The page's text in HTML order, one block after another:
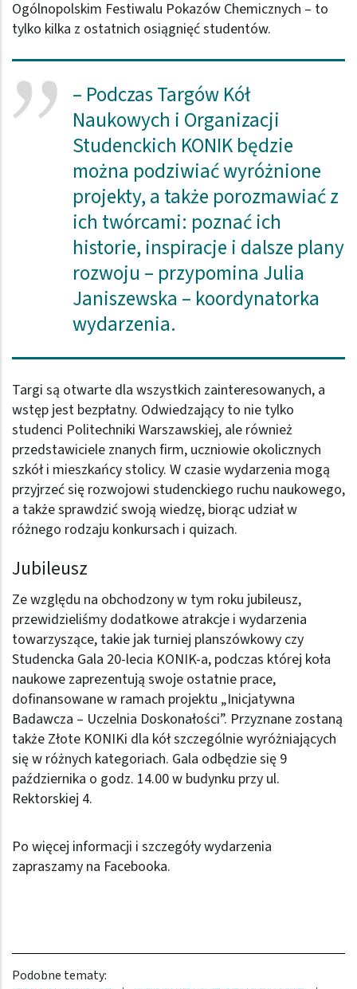
Ogólnopolskim Festiwalu Pokazów Chemicznych – to
tylko kilka z ostatnich osiągnięć studentów.
– Podczas Targów Kół
Naukowych i Organizacji
Studenckich KONIK będzie
można podziwiać wyróżnione
projekty, a także porozmawiać z
ich twórcami: poznać ich
historie, inspiracje i dalsze plany
rozwoju – przypomina Julia
Janiszewska – koordynatorka
wydarzenia.
Targi są otwarte dla wszystkich zainteresowanych, a
wstęp jest bezpłatny. Odwiedzający to nie tylko
studenci Politechniki Warszawskiej, ale również
przedstawiciele znanych firm, uczniowie okolicznych
szkół i mieszkańcy stolicy. W czasie wydarzenia mogą
przyjrzeć się rozwojowi studenckiego ruchu naukowego,
a także sprawdzić swoją wiedzę, biorąc udział w
różnego rodzaju konkursach i quizach.
Jubileusz
Ze względu na obchodzony w tym roku jubileusz,
przewidzieliśmy dodatkowe atrakcje i wydarzenia
towarzyszące, takie jak turniej planszówkowy czy
Studencka Gala 20-lecia KONIK-a, podczas której koła
naukowe zaprezentują swoje ostatnie prace,
dofinansowane w ramach projektu „Inicjatywna
Badawcza – Uczelnia Doskonałości”. Przyznane zostaną
także Złote KONIKi dla kół szczególnie wyróżniających
się w różnych kategoriach. Gala odbędzie się 9
października o godz. 14.00 w budynku przy ul.
Rektorskiej 4.
Po więcej informacji i szczegóły wydarzenia
zapraszamy na Facebooka.
Podobne tematy: